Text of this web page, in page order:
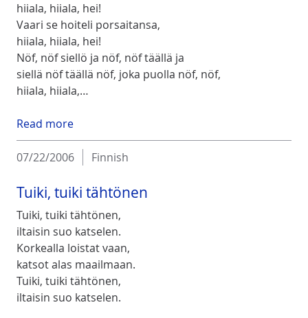
hiiala, hiiala, hei!
Vaari se hoiteli porsaitansa,
hiiala, hiiala, hei!
Nöf, nöf siellö ja nöf, nöf täällä ja
siellä nöf täällä nöf, joka puolla nöf, nöf,
hiiala, hiiala,…
Read more
07/22/2006 Finnish
Tuiki, tuiki tähtönen
Tuiki, tuiki tähtönen,
iltaisin suo katselen.
Korkealla loistat vaan,
katsot alas maailmaan.
Tuiki, tuiki tähtönen,
iltaisin suo katselen.